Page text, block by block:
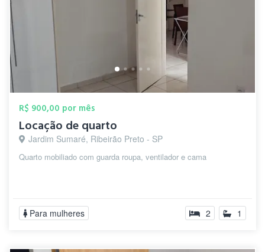
R$ 900,00 por mês
Locação de quarto
Jardim Sumaré, Ribeirão Preto - SP
Quarto mobiliado com guarda roupa, ventilador e cama
Para mulheres 2 1